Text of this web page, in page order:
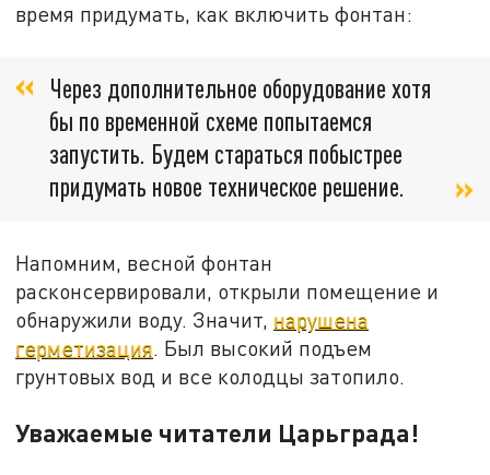
время придумать, как включить фонтан:
Через дополнительное оборудование хотя
бы по временной схеме попытаемся
запустить. Будем стараться побыстрее
придумать новое техническое решение.
Напомним, весной фонтан
расконсервировали, открыли помещение и
обнаружили воду. Значит, нарушена
герметизация. Был высокий подъем
грунтовых вод и все колодцы затопило.
Уважаемые читатели Царьграда!